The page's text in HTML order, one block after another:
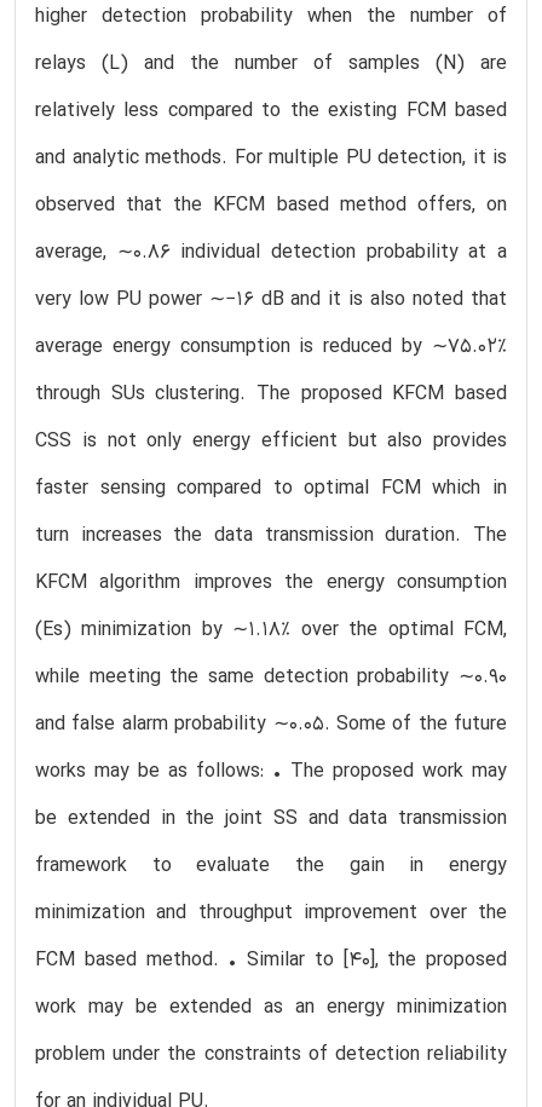
higher detection probability when the number of
relays (L) and the number of samples (N) are
relatively less compared to the existing FCM based
and analytic methods. For multiple PU detection, it is
observed that the KFCM based method offers, on
average, ∼0.86 individual detection probability at a
very low PU power ∼−16 dB and it is also noted that
average energy consumption is reduced by ∼75.02%
through SUs clustering. The proposed KFCM based
CSS is not only energy efficient but also provides
faster sensing compared to optimal FCM which in
turn increases the data transmission duration. The
KFCM algorithm improves the energy consumption
(Es) minimization by ∼1.18% over the optimal FCM,
while meeting the same detection probability ∼0.90
and false alarm probability ∼0.05. Some of the future
works may be as follows: • The proposed work may
be extended in the joint SS and data transmission
framework to evaluate the gain in energy
minimization and throughput improvement over the
FCM based method. • Similar to [40], the proposed
work may be extended as an energy minimization
problem under the constraints of detection reliability